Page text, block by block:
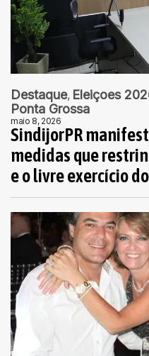
Destaque Eleiçoes
Ponta Grossa
maio 8, 2026
SindijorPR
medidas que
e o livre exercício